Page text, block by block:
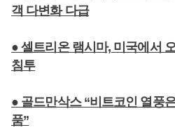
객 다변화 다급
● 셀트리온 램시마, 미국에서
침투
● 골드만삭스 “비트코인 열풍
품”